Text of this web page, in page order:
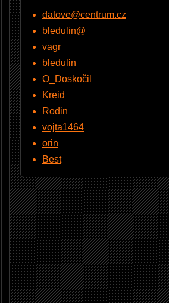
datove@centrum.cz
bledulin@
vagr
bledulin
O_Doskočil
Kreid
Rodin
vojta1464
orin
Best